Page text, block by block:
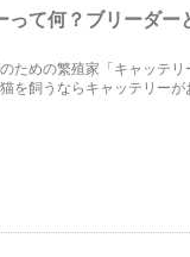
って何？ブリーダー
ための繁殖家「キャッテ
を飼うならキャッテリー